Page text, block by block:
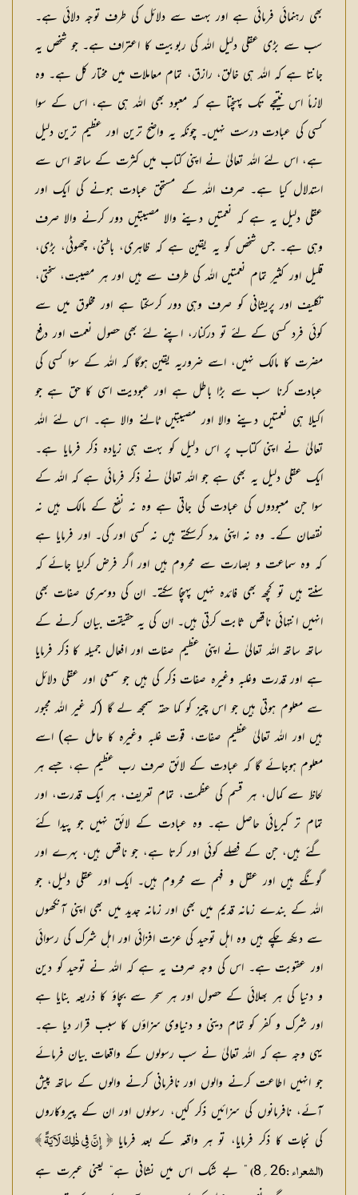
بھی رہنمائی فرمائی ہے اور بہت سے دلائل کی طرف توجہ دلائی ہے۔
سب سے بڑی عقلی دلیل اللہ کی ربوبیت کا اعتراف ہے۔ جو شخص یہ
جانتا ہے کہ اللہ ہی خالق، رازق، تمام معاملات میں مختار کل ہے۔ وہ
لازماً اس نتیجے تک پہنچتا ہے کہ معبود بھی اللہ ہی ہے، اس کے سوا
کسی کی عبادت درست نہیں۔ چونکہ یہ واضح ترین اور عظیم ترین دلیل
ہے، اس لئے اللہ تعالیٰ نے اپنی کتاب میں کثرت کے ساتھ اس سے
استدلال کیا ہے۔ صرف اللہ کے مستحق عبادت ہونے کی ایک اور
عقلی دلیل یہ ہے کہ نعمتیں دینے والا مصیبتیں دور کرنے والا صرف
وہی ہے۔ جس شخص کو یہ یقین ہے کہ ظاہری، باطنی، چھوٹی، بڑی،
قلیل اور کثیر تمام نعمتیں اللہ کی طرف سے ہیں اور ہر مصیبت، سختی،
تکلیف اور پریشانی کو صرف وہی دور کرسکتا ہے اور مخلوق میں سے
کوئی فرد کسی کے لئے تو درکنار، اپنے لئے بھی حصول نعمت اور دفع
مضرت کا مالک نہیں، اسے ضروریہ یقین ہوگا کہ اللہ کے سوا کسی کی
عبادت کرنا سب سے بڑا باطل ہے اور عبودیت اسی کا حق ہے جو
اکیلا ہی نعمتیں دینے والا اور مصیبتیں ٹالنے والا ہے۔ اس لئے اللہ
تعالیٰ نے اپنی کتاب پر اس دلیل کو بہت ہی زیادہ ذکر فرمایا ہے۔
ایک عقلی دلیل یہ بھی ہے جو اللہ تعالیٰ نے ذکر فرمائی ہے کہ اللہ کے
سوا جن معبودوں کی عبادت کی جاتی ہے وہ نہ نفع کے مالک ہیں نہ
نقصان کے۔ وہ نہ اپنی مدد کرسکتے ہیں نہ کسی اور کی۔ اور فرمایا ہے
کہ وہ سماعت و بصارت سے محروم ہیں اور اگر فرض کرلیا جائے کہ
سنتے ہیں تو کچھ بھی فائدہ نہیں پہنچا سکتے۔ ان کی دوسری صفات بھی
انہیں انتہائی ناقص ثابت کرتی ہیں۔ ان کی یہ حقیقت بیان کرنے کے
ساتھ ساتھ اللہ تعالیٰ نے اپنی عظیم صفات اور افعال جمیلہ کا ذکر فرمایا
ہے اور قدرت وغلبہ وغیرہ صفات ذکر کی ہیں جو سمعی اور عقلی دلائل
سے معلوم ہوتی ہیں جو اس چیز کو کما حقہ سمجھ لے گا (کہ غیر اللہ مجبور
ہیں اور اللہ تعالیٰ عظیم صفات، قوت غلبہ وغیرہ کا حامل ہے) اسے
معلوم ہوجائے گا کہ عبادت کے لائق صرف رب عظیم ہے، جسے ہر
لحاظ سے کمال، ہر قسم کی عظمت، تمام تعریف، ہر ایک قدرت، اور
تمام تر کبریائی حاصل ہے۔ وہ عبادت کے لائق نہیں جو پیدا کئے
گئے ہیں، جن کے فصلے کوئی اور کرتا ہے، جو ناقص ہیں، بہرے اور
گونگے ہیں اور عقل و فہم سے محروم ہیں۔ ایک اور عقلی دلیل، جو
اللہ کے بندے زمانہ قدیم میں بھی اور زمانہ جدید میں بھی اپنی آنکھوں
سے دیکھ چکے ہیں وہ اہل توحید کی عزت افزائی اور اہل شرک کی رسوائی
اور عقوبت ہے۔ اس کی وجہ صرف یہ ہے کہ اللہ نے توحید کو دین
و دنیا کی ہر بھلائی کے حصول اور ہر سحر سے بچاؤ کا ذریعہ بنایا ہے
اور شرک و کفر کو تمام دینی و دنیاوی سزاؤں کا سبب قرار دیا ہے۔
یہی وجہ ہے کہ اللہ تعالیٰ نے سب رسولوں کے واقعات بیان فرمائے
جو انہیں اطاعت کرنے والوں اور نافرمانی کرنے والوں کے ساتھ پیش
آئے، نافرمانوں کی سزائیں ذکر کیں، رسولوں اور ان کے پیروکاروں
کی نجات کا ذکر فرمایا، تو ہر واقعہ کے بعد فرمایا﴿ إِنَّ فِي ذٰلِكَ لَآيَةً ﴾
(الشعراء :26؍8 ) ” بے شک اس میں نشانی ہے“ یعنی عبرت ہے